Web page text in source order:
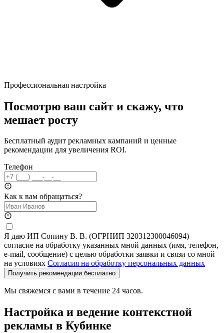
Профессиональная настройка
Посмотрю ваш сайт и скажу, что
мешает росту
Бесплатный аудит рекламных кампаний и ценные
рекомендации для увеличения ROI.
Телефон
Как к вам обращаться?
Я даю ИП Сопину В. В. (ОГРНИП 320312300046094)
согласие на обработку указанных мной данных (имя, телефон,
e-mail, сообщение) с целью обработки заявки и связи со мной
на условиях Согласия на обработку персональных данных
Получить рекомендации бесплатно
Мы свяжемся с вами в течение 24 часов.
Настройка и ведение контекстной
рекламы в Кубинке